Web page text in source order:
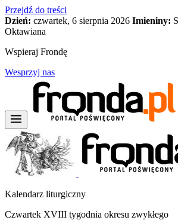
Przejdź do treści
Dzień: czwartek, 6 sierpnia 2026 Imieniny:
Oktawiana
Wspieraj Frondę
Wesprzyj nas
Kalendarz liturgiczny
Czwartek XVIII tygodnia okresu zwykłego